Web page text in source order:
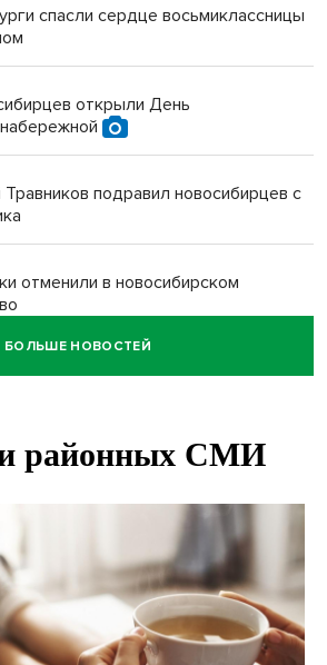
спасли сердце восьмиклассницы
открыли День
подравил новосибирцев с
отменили в новосибирском
БОЛЬШЕ НОВОСТЕЙ